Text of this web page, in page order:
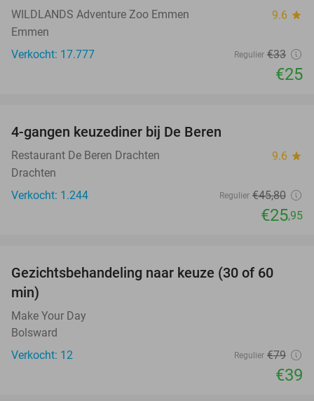
WILDLANDS Adventure Zoo Emmen 9.6 star
Emmen
Verkocht: 17.777
Regulier €33
€25
4-gangen keuzediner bij De Beren
Restaurant De Beren Drachten 9.6 star
Drachten
Verkocht: 1.244
Regulier €45,80
€25,95
51%
Gezichtsbehandeling naar keuze (30 of 60
min)
Make Your Day
Bolsward
Verkocht: 12
Regulier €79
€39